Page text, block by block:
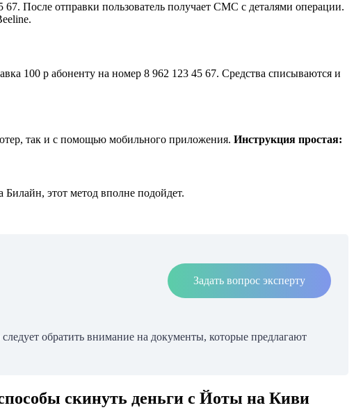
После отправки пользователь получает СМС с деталями операции.
100 р абоненту на номер 8 962 123 45 67. Средства списываются и
так и с помощью мобильного приложения. Инструкция простая:
этот метод вполне подойдет.
Задать вопрос эксперту
обратить внимание на документы, которые предлагают
скинуть деньги с Йоты на Киви